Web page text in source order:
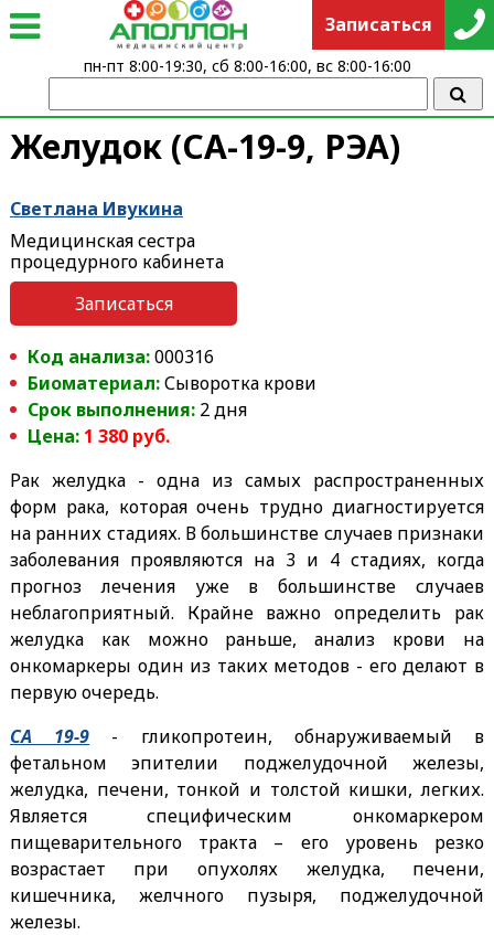
Желудок (СА-19-9, РЭА)
Светлана Ивукина
Медицинская сестра
процедурного кабинета
Записаться
Код анализа:000316
Биоматериал:Сыворотка крови
Срок выполнения:2 дня
Цена: 1 380 руб.
Рак желудка - одна из самых распространенных
форм рака, которая очень трудно диагностируется
на ранних стадиях. В большинстве случаев признаки
заболевания проявляются на 3 и 4 стадиях, когда
прогноз лечения уже в большинстве случаев
неблагоприятный. Крайне важно определить рак
желудка как можно раньше, анализ крови на
онкомаркеры один из таких методов - его делают в
первую очередь.
СА 19-9 - гликопротеин, обнаруживаемый в
фетальном эпителии поджелудочной железы,
желудка, печени, тонкой и толстой кишки, легких.
Является специфическим онкомаркером
пищеварительного тракта – его уровень резко
возрастает при опухолях желудка, печени,
кишечника, желчного пузыря, поджелудочной
железы.
Записаться
пн-пт 8:00-19:30, сб 8:00-16:00, вс 8:00-16:00